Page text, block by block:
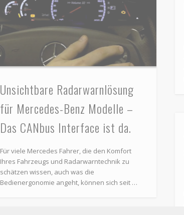
Unsichtbare Radarwarnlösung
für Mercedes-Benz Modelle –
Das CANbus Interface ist da.
Für viele Mercedes Fahrer, die den Komfort
Ihres Fahrzeugs und Radarwarntechnik zu
schätzen wissen, auch was die
Bedienergonomie angeht, können sich seit …